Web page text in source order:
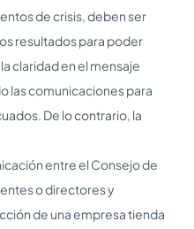
de crisis, deben ser
resultados para poder
claridad en el mensaje
las comunicaciones para
De lo contrario, la
entre el Consejo de
o directores y
de una empresa tienda